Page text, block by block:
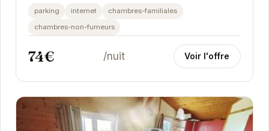
parking internet
chambres-familiales
chambres-non-fumeurs
74€ /nuit Voir l'offre